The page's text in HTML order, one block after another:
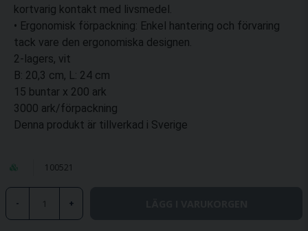
kortvarig kontakt med livsmedel.
• Ergonomisk förpackning: Enkel hantering och förvaring
tack vare den ergonomiska designen.
2-lagers, vit
B: 20,3 cm, L: 24 cm
15 buntar x 200 ark
3000 ark/förpackning
Denna produkt är tillverkad i Sverige
100521
- +